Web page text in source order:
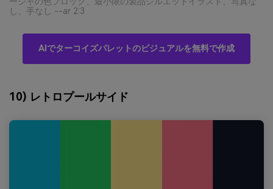
し、手なし --ar 2:3
AIでターコイズパレットのビジュアルを無料で作成
10) レトロプールサイド